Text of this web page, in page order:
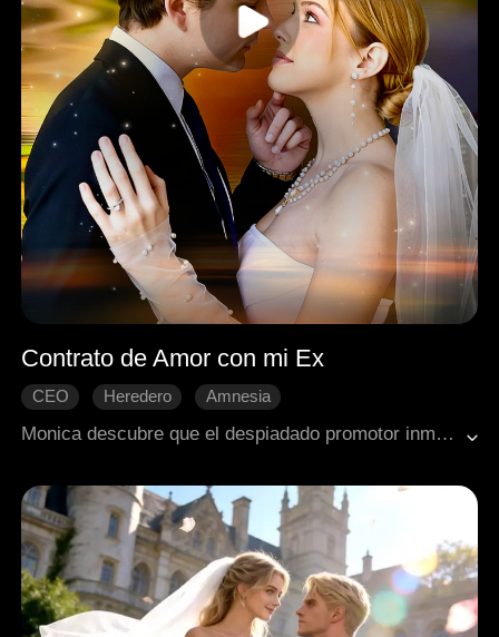
Contrato de Amor con mi Ex
CEO Heredero
Amnesia
Monica descubre que el despiadado promotor inmobiliario que quiere demoler su bar es en realidad Leon, su prometido "fallecido" hace tres años, quien ahora tiene amnesia. Unidos por un contrato de noviazgo de tres meses, deberán superar conspiraciones y recuerdos perdidos para ver si el destino les da una segunda oportunidad.